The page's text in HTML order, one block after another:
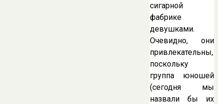
сигарной
фабрике
девушками.
Очевидно, они
привлекательны,
поскольку
группа юношей
(сегодня мы
назвали бы их